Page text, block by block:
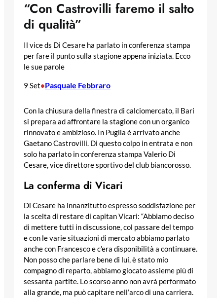
“Con Castrovilli faremo il salto
di qualità”
Il vice ds Di Cesare ha parlato in conferenza stampa
per fare il punto sulla stagione appena iniziata. Ecco
le sue parole
9 Set•Pasquale Febbraro
Con la chiusura della finestra di calciomercato, il Bari
si prepara ad affrontare la stagione con un organico
rinnovato e ambizioso. In Puglia è arrivato anche
Gaetano Castrovilli. Di questo colpo in entrata e non
solo ha parlato in conferenza stampa Valerio Di
Cesare, vice direttore sportivo del club biancorosso.
La conferma di Vicari
Di Cesare ha innanzitutto espresso soddisfazione per
la scelta di restare di capitan Vicari: “Abbiamo deciso
di mettere tutti in discussione, col passare del tempo
e con le varie situazioni di mercato abbiamo parlato
anche con Francesco e c’era disponibilità a continuare.
Non posso che parlare bene di lui, è stato mio
compagno di reparto, abbiamo giocato assieme più di
sessanta partite. Lo scorso anno non avrà performato
alla grande, ma può capitare nell’arco di una carriera.